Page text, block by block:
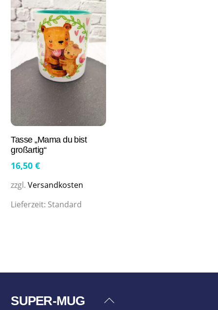
Tasse „Mama du bist
großartig“
16,50€
zzgl.Versandkosten
Lieferzeit: Standard
Back
SUPER-MUG